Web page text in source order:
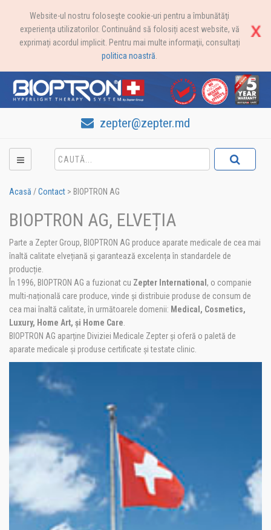
Website-ul nostru foloseşte cookie-uri pentru a îmbunătăţi
experienţa utilizatorilor. Continuând să folosiți acest website, vă
exprimați acordul implicit. Pentru mai multe informaţii, consultați
politica noastră
zepter@zepter.md
Acasă /Contact > BIOPTRON AG
BIOPTRON AG, ELVEȚIA
Parte a Zepter Group, BIOPTRON AG produce aparate medicale de cea mai
înaltă calitate elvețiană și garantează excelența în standardele de
producție.
În 1996, BIOPTRON AG a fuzionat cu Zepter International , o companie
multi-națională care produce, vinde și distribuie produse de consum de
cea mai înaltă calitate, în următoarele domenii: Medical, Cosmetics,
Luxury, Home Art, și Home Care
BIOPTRON AG aparține Diviziei Medicale Zepter și oferă o paletă de
aparate medicale și produse certificate și testate clinic.